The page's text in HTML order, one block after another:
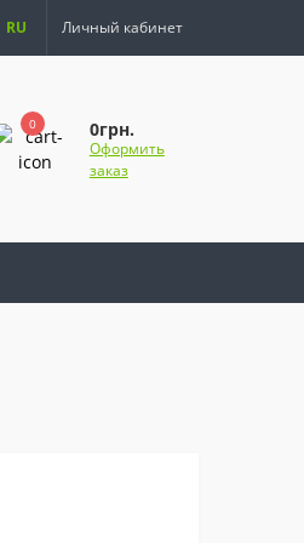
RU Личный кабинет
0 0грн.
Оформить
заказ